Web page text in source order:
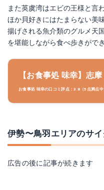
また英虞湾はエビの王様と言
ほか貝好きにはたまらない美
揚げされる魚介類のグルメ天
を堪能しながら食べ歩きがで
【お食事処 味幸】志
お食事処 味幸の口コミ評点：3.8（5点満点
伊勢〜鳥羽エリアのサ
広告の後に記事が続きます